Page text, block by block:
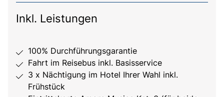
Inkl. Leistungen
100% Durchführungsgarantie
Fahrt im Reisebus inkl. Basisservice
3 x Nächtigung im Hotel Ihrer Wahl inkl.
Frühstück